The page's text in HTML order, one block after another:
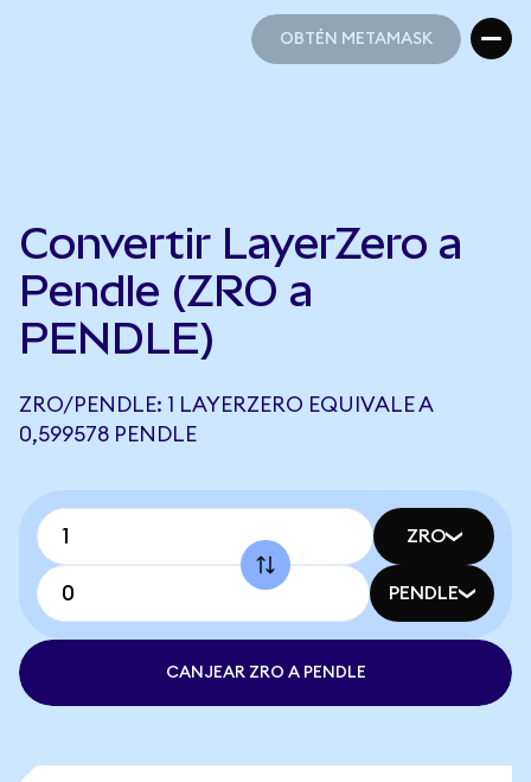
OBTÉN METAMASK
Convertir LayerZero a
Pendle (ZRO a
PENDLE)
ZRO/PENDLE: 1 LAYERZERO EQUIVALE A
0,599578 PENDLE
ZRO
PENDLE
CANJEAR ZRO A PENDLE